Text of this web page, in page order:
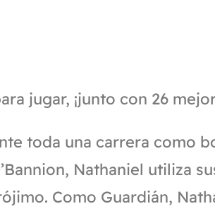
jugar, ¡junto con 26
toda una carrera como
Nathaniel utiliza
Como Guardián,